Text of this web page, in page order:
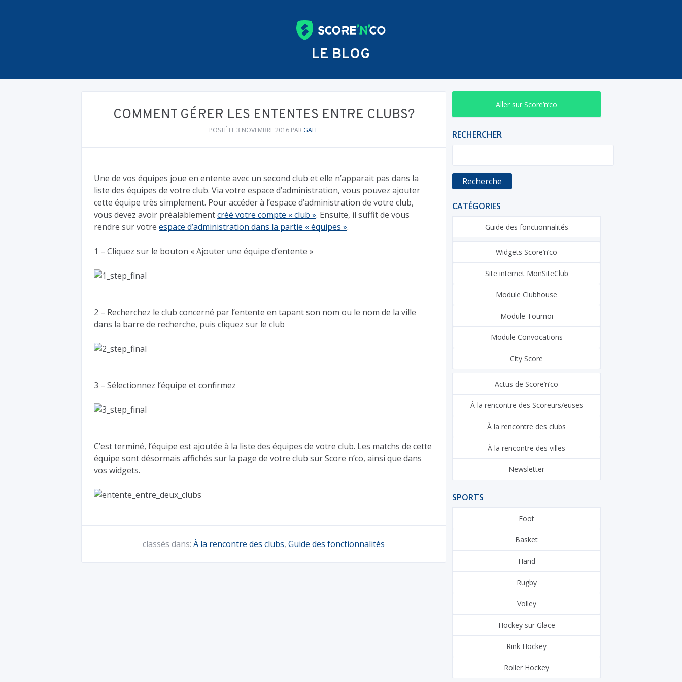
LE BLOG
COMMENT GÉRER LES ENTENTES ENTRE CLUBS?
POSTÉ LE 3 NOVEMBRE 2016 PAR GAEL
Une de vos équipes joue en entente avec un second club et elle n’apparait pas dans la
liste des équipes de votre club. Via votre espace d’administration, vous pouvez ajouter
cette équipe très simplement. Pour accéder à l’espace d’administration de votre club,
vous devez avoir préalablementcréé votre compte « club ». Ensuite, il suffit de vous
rendre sur votre espace d’administration dans la partie « équipes ».
1 – Cliquez sur le bouton « Ajouter une équipe d’entente »
2 – Recherchez le club concerné par l’entente en tapant son nom ou le nom de la ville
dans la barre de recherche, puis cliquez sur le club
3 – Sélectionnez l’équipe et confirmez
C’est terminé, l’équipe est ajoutée à la liste des équipes de votre club. Les matchs de cette
équipe sont désormais affichés sur la page de votre club sur Score n’co, ainsi que dans
vos widgets.
classés dans:À la rencontre des clubs,Guide des fonctionnalités
Aller sur Score’n’co
RECHERCHER
Recherche
CATÉGORIES
Guide des fonctionnalités
Widgets Score’n’co
Site internet MonSiteClub
Module Clubhouse
Module Tournoi
Module Convocations
City Score
Actus de Score’n’co
À la rencontre des Scoreurs/euses
À la rencontre des clubs
À la rencontre des villes
Newsletter
SPORTS
Foot
Basket
Hand
Rugby
Volley
Hockey sur Glace
Rink Hockey
Roller Hockey